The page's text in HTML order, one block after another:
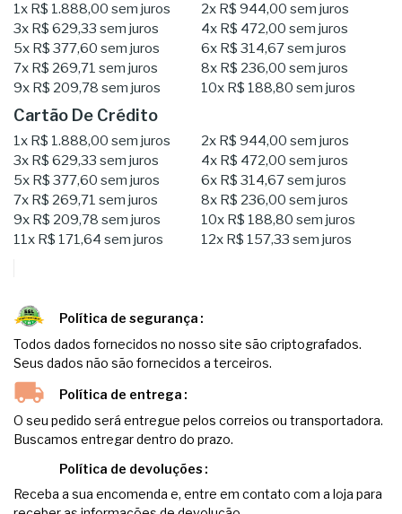
1x R$ 1.888,00 sem juros 2x R$ 944,00 sem juros
3x R$ 629,33 sem juros 4x R$ 472,00 sem juros
5x R$ 377,60 sem juros 6x R$ 314,67sem juros
7x R$ 269,71 sem juros 8x R$ 236,00 sem juros
9x R$ 209,78 sem juros 10x R$ 188,80 sem juros
Cartão De Crédito
1x R$ 1.888,00 sem juros 2x R$ 944,00 sem juros
3x R$ 629,33 sem juros 4x R$ 472,00 sem juros
5x R$ 377,60 sem juros 6x R$ 314,67sem juros
7x R$ 269,71 sem juros 8x R$ 236,00 sem juros
9x R$ 209,78 sem juros 10x R$ 188,80 sem juros
11x R$ 171,64 sem juros 12x R$ 157,33 sem juros
Política de segurança
Todos dados fornecidos no nosso site são criptografados.
Seus dados não são fornecidos a terceiros.
Política de entrega
O seu pedido será entregue pelos correios ou transportadora.
Buscamos entregar dentro do prazo.
Política de devoluções
Receba a sua encomenda e, entre em contato com a loja para